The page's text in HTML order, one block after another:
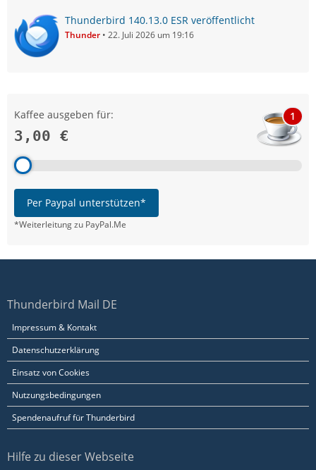
Thunderbird 140.13.0 ESR veröffentlicht
Thunder 22. Juli 2026 um 19:16
Kaffee ausgeben für:
3,00 €
1
Per Paypal unterstützen*
*Weiterleitung zu PayPal.Me
Thunderbird Mail DE
Impressum & Kontakt
Datenschutzerklärung
Einsatz von Cookies
Nutzungsbedingungen
Spendenaufruf für Thunderbird
Hilfe zu dieser Webseite